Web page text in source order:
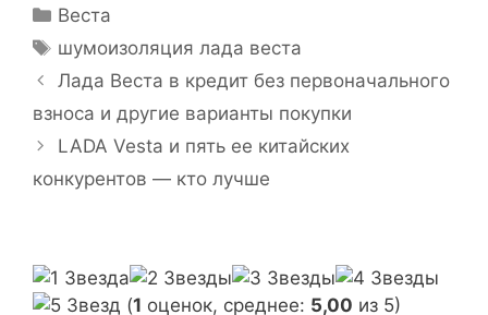
Р
у
р
и
к
и
Веста
М
е
к
и
шумоизоляция лада веста
Н
а
г
и
я
Лада Веста в кредит без первоначального
взноса и другие варианты покупки
LADA Vesta и пять ее китайских
конкурентов — кто лучше
(1 оценок, среднее: 5,00 из 5)